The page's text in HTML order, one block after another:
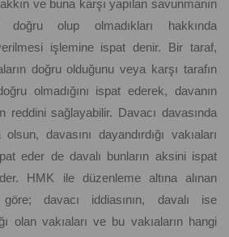
ve buna karşı yapılan savunmanın
doğru olup olmadıkları hakkında
işlemine ispat denir. Bir taraf,
doğru olduğunu veya karşı tarafın
olmadığını ispat ederek, davanın
reddini sağlayabilir. Davacı davasında
davasını dayandırdığı vakıaları
eder de davalı bunların aksini ispat
HMK ile düzenleme altına alınan
davacı iddiasının, davalı ise
olan vakıaları ve bu vakıaların hangi